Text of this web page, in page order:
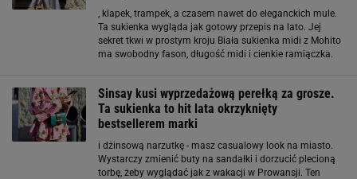
, klapek, trampek, a czasem nawet do eleganckich mule.
Ta sukienka wygląda jak gotowy przepis na lato. Jej
sekret tkwi w prostym kroju Biała sukienka midi z Mohito
ma swobodny fason, długość midi i cienkie ramiączka.
Sinsay kusi wyprzedażową perełką za grosze.
Ta sukienka to hit lata okrzyknięty
bestsellerem marki
i dżinsową narzutkę - masz casualowy look na miasto.
Wystarczy zmienić buty na sandałki i dorzucić plecioną
torbę, żeby wyglądać jak z wakacji w Prowansji. Ten